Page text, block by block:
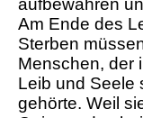
aufbewahren
Am Ende des
Sterben
Menschen, der
Leib und Seele
gehörte. Weil